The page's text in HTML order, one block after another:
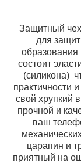
Защитный
для
образования
состоит
(силикона)
практичности и
свой хрупкий
прочной и
ваш
царапин и
приятный на